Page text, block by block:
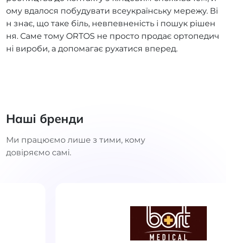
ому вдалося побудувати всеукраїнську мережу. Ві
н знає, що таке біль, невпевненість і пошук рішен
ня. Саме тому ORTOS не просто продає ортопедич
ні вироби, а допомагає рухатися вперед.
Наші бренди
Ми працюємо лише з тими, кому
довіряємо самі.